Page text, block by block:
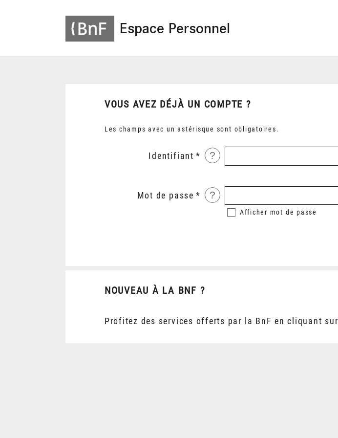
Espace Personnel
VOUS AVEZ DÉJÀ UN COMPTE ?
Les champs avec un astérisque sont obligatoires.
Identifiant ?
Mot de passe ?
Afficher mot de passe
NOUVEAU À LA BNF ?
Profitez des services offerts par la BnF en cliquant sur